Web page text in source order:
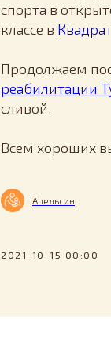
спорта в
классе в
Продолжаем
реабилитации
сливой.
Всем хороших
Апельсин
2021-10-15 00:00